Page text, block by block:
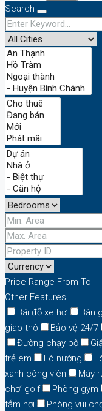
Search
Price Range From To
Other Features
Bãi đỗ xe hơi
Bàn
giao thô
Bảo vệ 24/7
Đường chạy bộ
trẻ em
Lò nướng
xanh công viên
Máy
chơi golf
Phòng gym
tắm hơi
Phòng vui